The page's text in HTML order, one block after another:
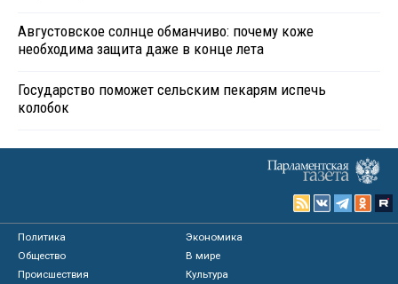
Августовское солнце обманчиво: почему коже
необходима защита даже в конце лета
Государство поможет сельским пекарям испечь
колобок
Политика
Экономика
Общество
В мире
Происшествия
Культура